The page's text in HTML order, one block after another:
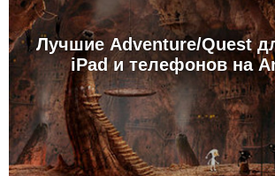
Лучшие Adventure/Quest
iPad и телефонов на